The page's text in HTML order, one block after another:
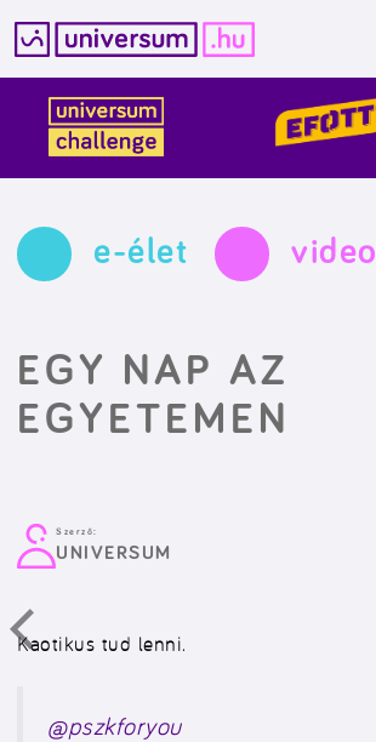
tartalomba
e-élet video
EGY NAP AZ
EGYETEMEN
Szerző:
UNIVERSUM
Kaotikus tud lenni.
@pszkforyou